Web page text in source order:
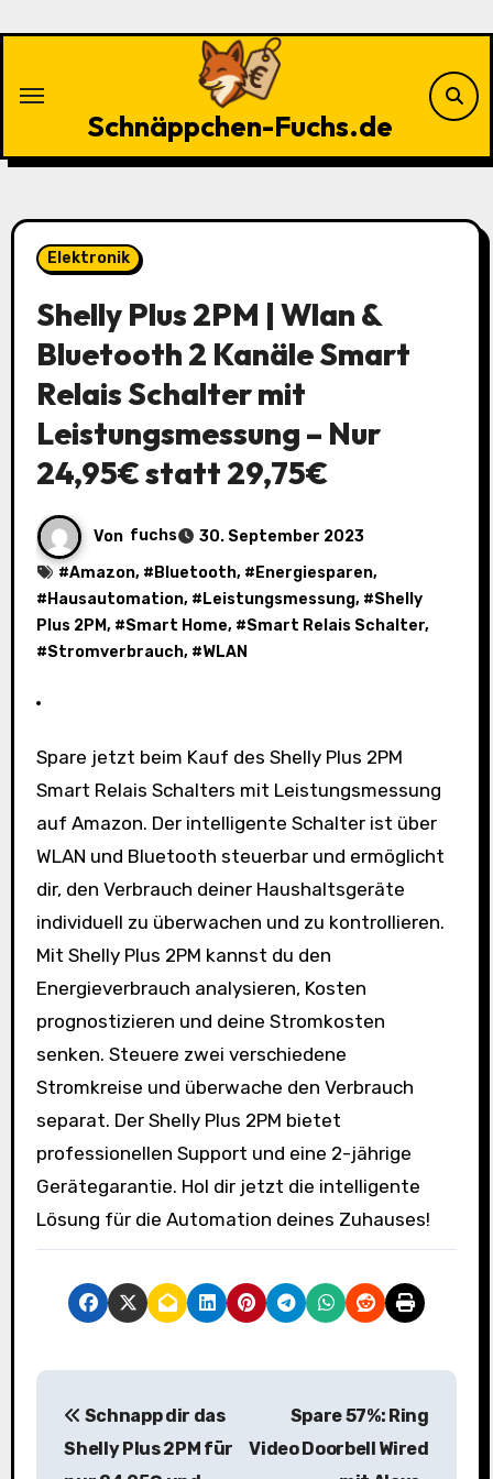
Schnäppchen-Fuchs.de
Elektronik
Shelly Plus 2PM | Wlan &
Bluetooth 2 Kanäle Smart
Relais Schalter mit
Leistungsmessung – Nur
24,95€ statt 29,75€
Von fuchs
30. September 2023
#Amazon, # Bluetooth, # Energiesparen,
# Hausautomation, # Leistungsmessung, #Shelly
Plus 2PM, #Smart Home, #Smart Relais Schalter,
#Stromverbrauch, #WLAN
Spare jetzt beim Kauf des Shelly Plus 2PM
Smart Relais Schalters mit Leistungsmessung
auf Amazon. Der intelligente Schalter ist über
WLAN und Bluetooth steuerbar und ermöglicht
dir, den Verbrauch deiner Haushaltsgeräte
individuell zu überwachen und zu kontrollieren.
Mit Shelly Plus 2PM kannst du den
Energieverbrauch analysieren, Kosten
prognostizieren und deine Stromkosten
senken. Steuere zwei verschiedene
Stromkreise und überwache den Verbrauch
separat. Der Shelly Plus 2PM bietet
professionellen Support und eine 2-jährige
Gerätegarantie. Hol dir jetzt die intelligente
Lösung für die Automation deines Zuhauses!
B
Schnapp dir das
Shelly Plus 2PM für
Spare 57%: Ring
Video Doorbell Wired